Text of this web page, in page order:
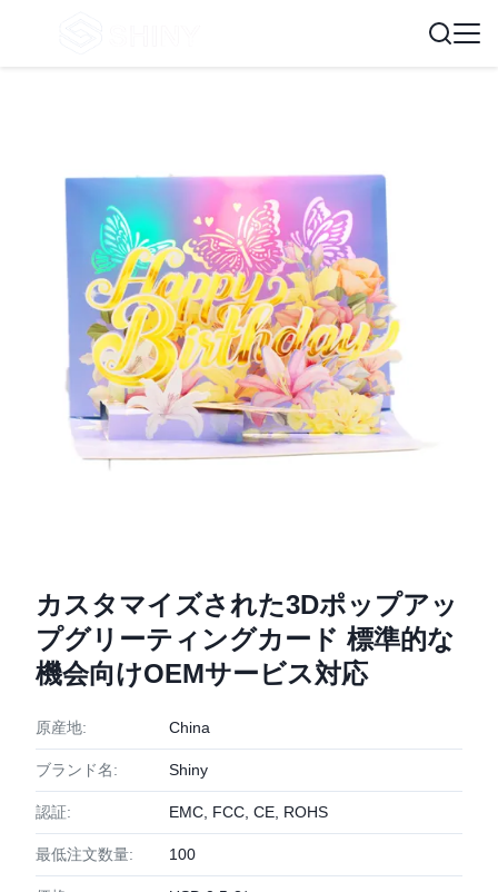
カスタマイズされた3Dポップアッ
プグリーティングカード 標準的な
機会向けOEMサービス対応
原産地: China
ブランド名: Shiny
認証: EMC, FCC, CE, ROHS
最低注文数量: 100